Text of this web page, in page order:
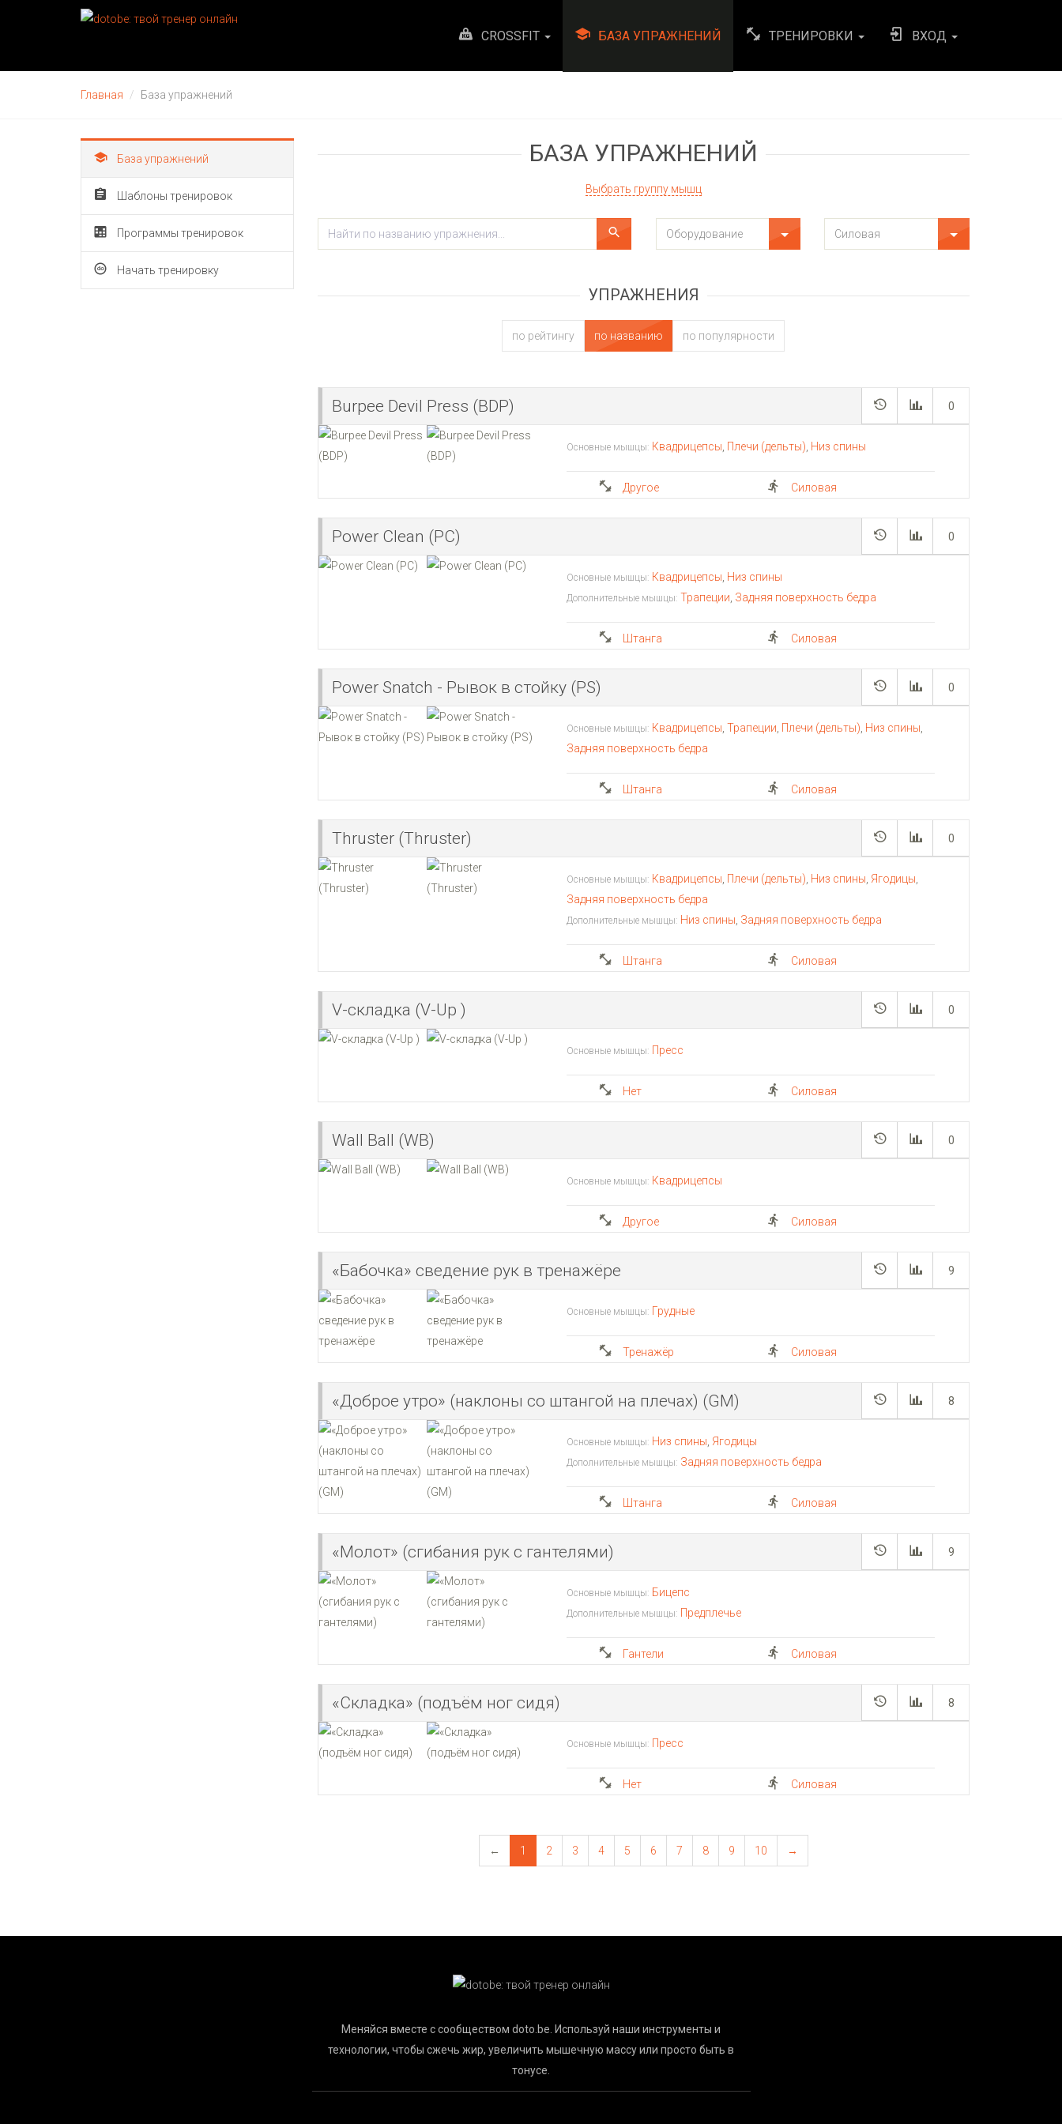
CROSSFIT БАЗА УПРАЖНЕНИЙ ТРЕНИРОВКИ ВХОД
Главная База упражнений
База упражнений
Шаблоны тренировок
Программы тренировок
Начать тренировку
БАЗА УПРАЖНЕНИЙ
Выбрать группу мышц
УПРАЖНЕНИЯ
по рейтингу по названию по популярности
0
Burpee Devil Press (BDP)
Основные мышцы: Квадрицепсы Плечи (дельты) Низ спины
Другое Силовая
0
Power Clean (PC)
Основные мышцы: Квадрицепсы Низ спины
Дополнительные мышцы: Трапеции Задняя поверхность бедра
Штанга Силовая
0
Power Snatch - Рывок в стойку (PS)
Основные мышцы: Квадрицепсы ,Трапеции Плечи (дельты) Низ спины
Задняя поверхность бедра
Штанга Силовая
0
Thruster (Thruster)
Основные мышцы: Квадрицепсы Плечи (дельты) Низ спины Ягодицы
Задняя поверхность бедра
Дополнительные мышцы: Низ спины Задняя поверхность бедра
Штанга Силовая
0
V-складка (V-Up )
Основные мышцы: Пресс
Нет Силовая
0
Wall Ball (WB)
Основные мышцы: Квадрицепсы
Другое Силовая
9
«Бабочка» сведение рук в тренажёре
Основные мышцы: Грудные
Тренажёр Силовая
8
«Доброе утро» (наклоны со штангой на плечах) (GM)
Основные мышцы: Низ спины Ягодицы
Дополнительные мышцы: Задняя поверхность бедра
Штанга Силовая
9
«Молот» (сгибания рук с гантелями)
Основные мышцы: Бицепс
Дополнительные мышцы: Предплечье
Гантели Силовая
8
«Складка» (подъём ног сидя)
Основные мышцы: Пресс
Нет Силовая
← 1 2 3 4 5 6 7 8 9 10 →
Меняйся вместе с сообществом doto.be. Используй наши инструменты и
технологии, чтобы сжечь жир, увеличить мышечную массу или просто быть в
тонусе.